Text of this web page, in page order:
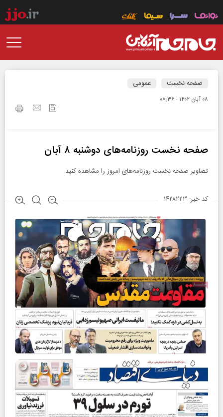
صفحه نخست عمومی
۰۸ آبان ۱۴۰۲ - ۰۸:۳۶
صفحه نخست روزنامه‌های دوشنبه ۸ آبان
تصاویر صفحه نخست روزنامه‌های امروز را مشاهده کنید.
کد خبر: ۱۴۲۸۲۲۳